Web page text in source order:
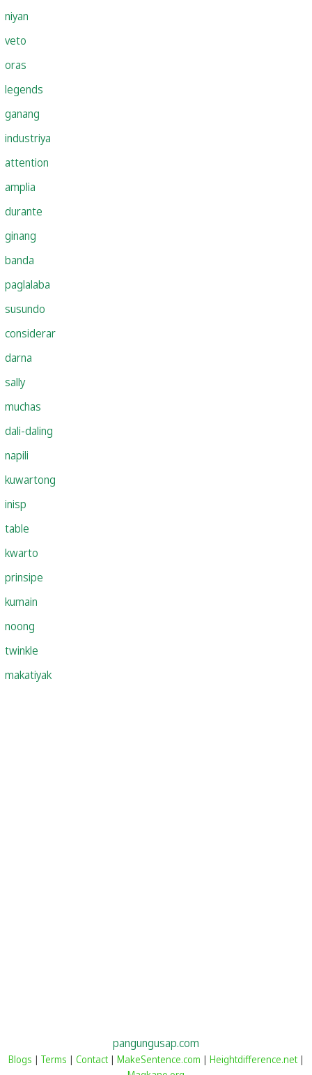
niyan
veto
oras
legends
ganang
industriya
attention
amplia
durante
ginang
banda
paglalaba
susundo
considerar
darna
sally
muchas
dali-daling
napili
kuwartong
inisp
table
kwarto
prinsipe
kumain
noong
twinkle
makatiyak
pangungusap.com
Blogs | Terms | Contact| MakeSentence.com | Heightdifference.net|